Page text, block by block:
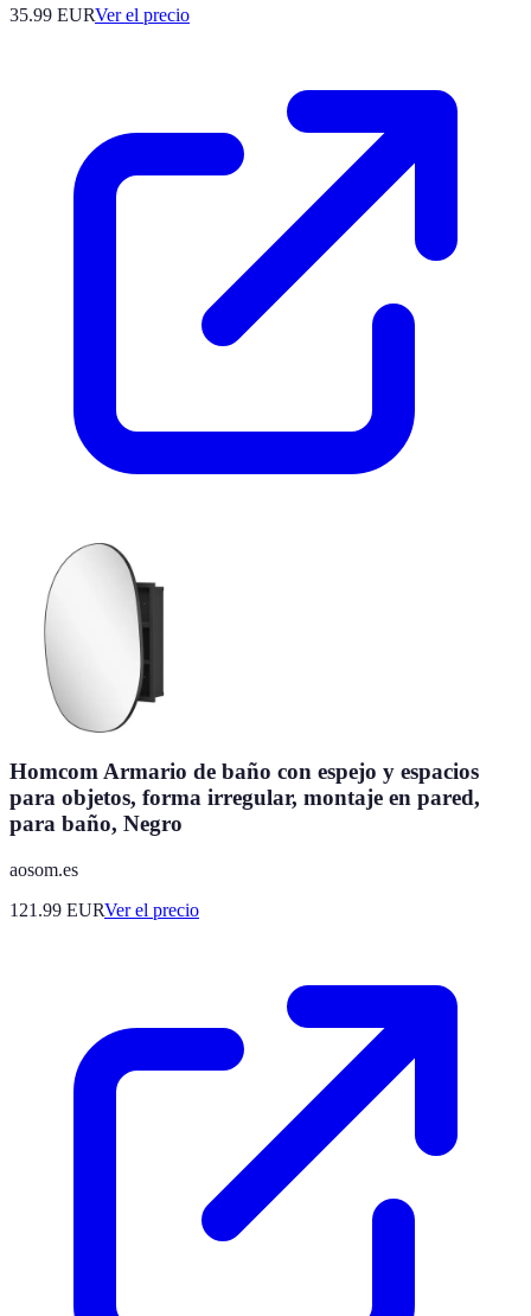
35.99 EURVer el precio
Homcom Armario de baño con espejo y espacios
para objetos, forma irregular, montaje en pared,
para baño, Negro
aosom.es
121.99 EURVer el precio